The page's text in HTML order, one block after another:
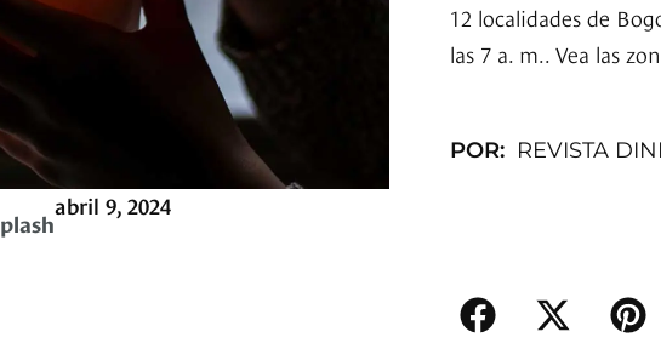
abril 9, 2024
12 localidades de
las 7 a. m.. Vea las
POR: REVISTA